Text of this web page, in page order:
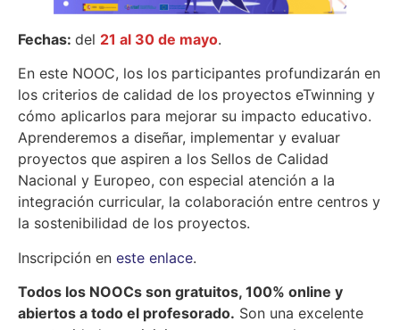
Fechas: del 21 al 30 de mayo.
En este NOOC, los los participantes profundizarán en
los criterios de calidad de los proyectos eTwinning y
cómo aplicarlos para mejorar su impacto educativo.
Aprenderemos a diseñar, implementar y evaluar
proyectos que aspiren a los Sellos de Calidad
Nacional y Europeo, con especial atención a la
integración curricular, la colaboración entre centros y
la sostenibilidad de los proyectos.
Inscripción en este enlace.
Todos los NOOCs son gratuitos, 100% online y
abiertos a todo el profesorado. Son una excelente